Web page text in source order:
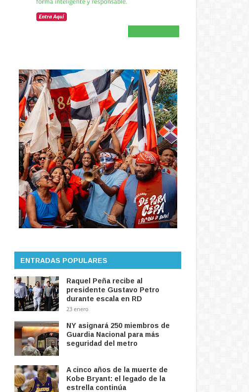
ENTRADAS POPULARES
Raquel Peña recibe al
presidente Gustavo Petro
durante escala en RD
23 enero
NY asignará 250 miembros de
Guardia Nacional para más
seguridad del metro
A cinco años de la muerte de
Kobe Bryant: el legado de la
estrella continúa